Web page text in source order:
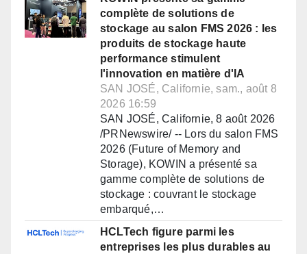
complète de solutions de
stockage au salon FMS 2026 : les
produits de stockage haute
performance stimulent
l'innovation en matière d'IA
SAN JOSÉ, Californie, sam., août 8
2026 16:59
SAN JOSÉ, Californie, 8 août 2026
/PRNewswire/ -- Lors du salon FMS
2026 (Future of Memory and
Storage), KOWIN a présenté sa
gamme complète de solutions de
stockage : couvrant le stockage
embarqué,…
HCLTech figure parmi les
entreprises les plus durables au